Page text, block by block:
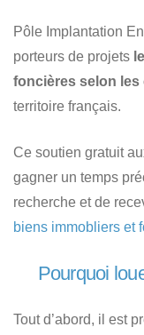
Pôle Implantation
porteurs de projets
foncières selon les
territoire français.
Ce soutien gratuit
gagner un temps
recherche et de
biens immobliers et
Pourquoi
Tout d’abord, il est